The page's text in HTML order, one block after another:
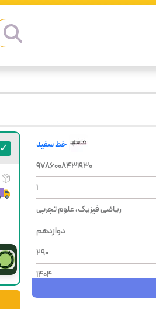
خط سفید
9786008431930
1
ریاضی فیزیک، علوم تجربی
دوازدهم
290
1404
124